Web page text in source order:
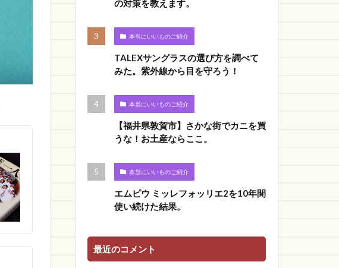
の対策を教えます。
本当にいいものご紹介
TALEXサングラスの選び方を調べて
みた。紫外線から目を守ろう！
本当にいいものご紹介
【福井県敦賀市】さかな街でカニを買
うな！お土産ならここ。
本当にいいものご紹介
エムピウ ミッレフォッリエ2を10年間
使い続けた結果。
最近のコメント